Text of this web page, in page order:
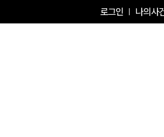
로그인 나의사